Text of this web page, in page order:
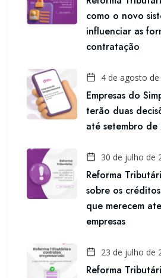
como o novo
influenciar as
contratação
4 de agosto de
Empresas do
terão duas
até setembro
30 de julho de
Reforma
sobre os
que merecem
empresas
23 de julho de
Reforma